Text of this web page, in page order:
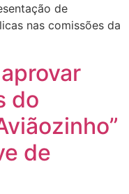
de
nas comissões da
do
de